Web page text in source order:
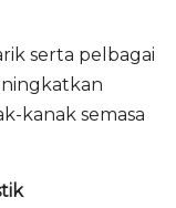
serta pelbagai
kanak semasa